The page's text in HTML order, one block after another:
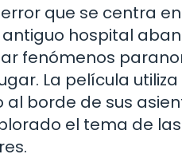
que se centra
hospital
fenómenos
La película
borde de sus
el tema de